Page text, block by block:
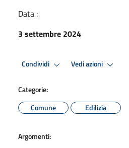
Data :
3 settembre 2024
Condividi Vedi azioni
Categorie:
Comune
Edilizia
Argomenti: